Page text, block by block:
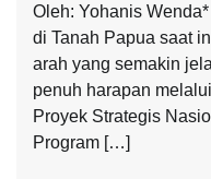
Oleh: Yohanis
di Tanah Papua saat
arah yang semakin
penuh harapan
Proyek Strategis
Program […]